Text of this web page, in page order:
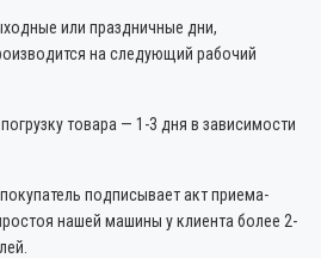
или праздничные дни,
на следующий рабочий
товара — 1-3 дня в зависимости
подписывает акт приема-
нашей машины у клиента более 2-